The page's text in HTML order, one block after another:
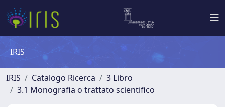
IRIS
IRIS Catalogo Ricerca
3 Libro
3.1 Monografia o trattato scientifico